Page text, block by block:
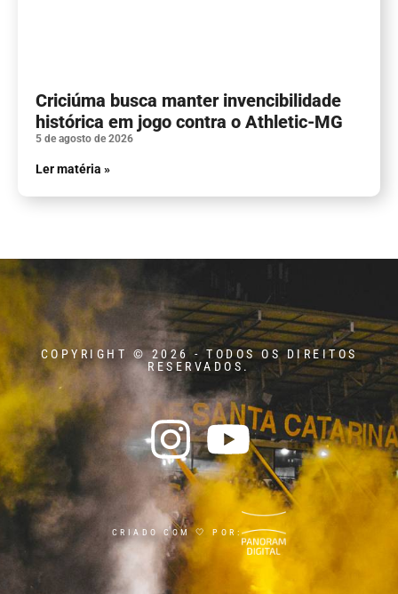
Criciúma busca manter invencibilidade
histórica em jogo contra o Athletic-MG
5 de agosto de 2026
Ler matéria »
COPYRIGHT © 2026 - TODOS OS DIREITOS
RESERVADOS.
CRIADO COM 🤍 POR: